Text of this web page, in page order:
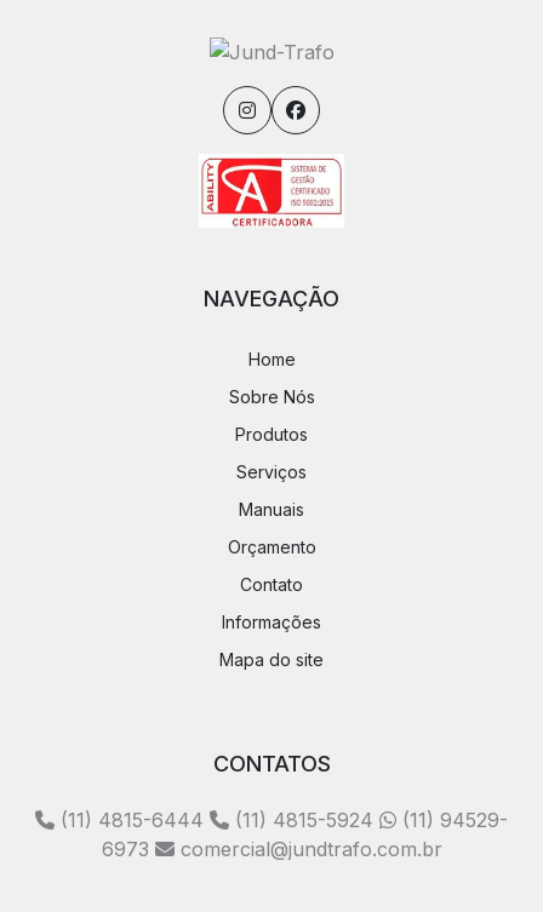
NAVEGAÇÃO
Home
Sobre Nós
Produtos
Serviços
Manuais
Orçamento
Contato
Informações
Mapa do site
CONTATOS
(11) 4815-6444 (11) 4815-5924
(11) 94529-
6973
comercial@jundtrafo.com.br